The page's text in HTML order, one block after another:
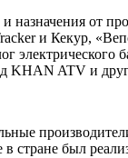
назначения от
и Кекур,
KHAN ATV и
стране был